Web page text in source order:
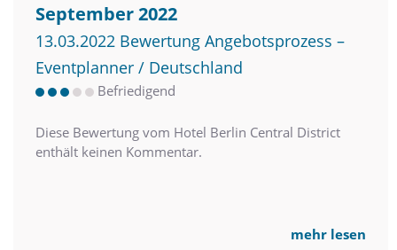
September 2022
13.03.2022 Bewertung Angebotsprozess –
Eventplanner / Deutschland
Befriedigend
Diese Bewertung vom Hotel Berlin Central District
enthält keinen Kommentar.
mehr lesen